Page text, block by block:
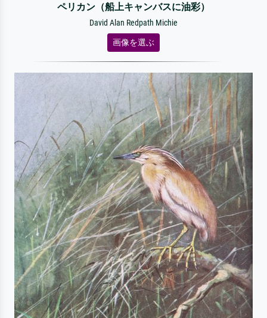
ペリカン（船上キャンバスに油彩）
David Alan Redpath Michie
画像を選ぶ